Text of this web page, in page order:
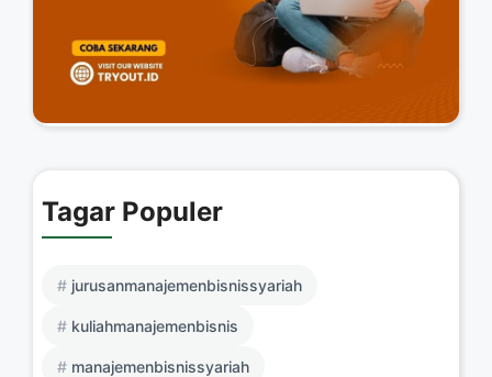
Tagar Populer
jurusanmanajemenbisnissyariah
kuliahmanajemenbisnis
manajemenbisnissyariah